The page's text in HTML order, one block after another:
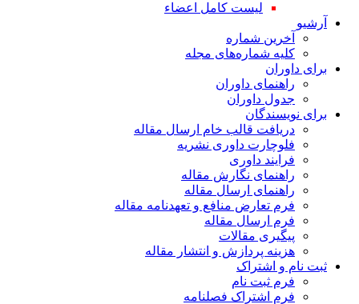
لیست کامل اعضاء
آرشیو
آخرین شماره
کلیه شماره‌های مجله
برای داوران
راهنمای داوران
جدول داوران
برای نویسندگان
دریافت قالب خام ارسال مقاله
فلوچارت داوری نشریه
فرایند داوری
راهنمای نگارش مقاله
راهنمای ارسال مقاله
فرم تعارض منافع و تعهدنامه مقاله
فرم ارسال مقاله
پیگیری مقالات
هزینه پردازش و انتشار مقاله
ثبت نام و اشتراک
فرم ثبت نام
فرم اشتراک فصلنامه